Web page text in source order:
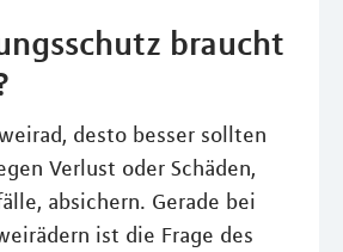
braucht
desto besser sollten
Verlust oder Schäden,
absichern. Gerade bei
ist die Frage des